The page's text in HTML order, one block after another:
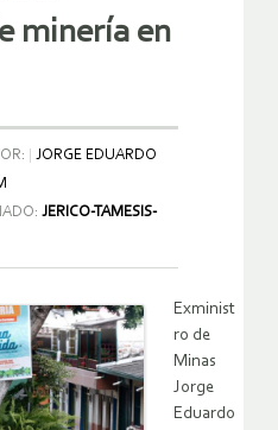
minería en
JORGE EDUARDO
JERICO-TAMESIS-
Exminist
ro de
Minas
Jorge
Eduardo